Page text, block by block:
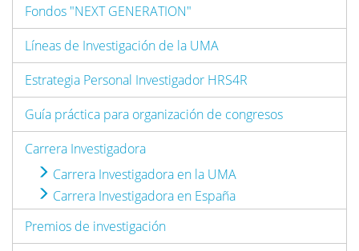
Fondos "NEXT GENERATION"
Líneas de Investigación de la UMA
Estrategia Personal Investigador HRS4R
Guía práctica para organización de congresos
Carrera Investigadora
Carrera Investigadora en la UMA
Carrera Investigadora en España
Premios de investigación